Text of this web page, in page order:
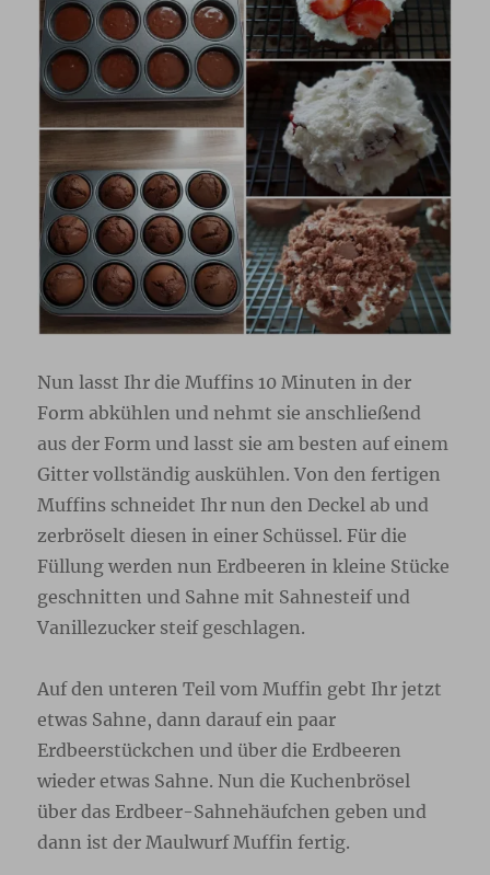
Nun lasst Ihr die Muffins 10 Minuten in der
Form abkühlen und nehmt sie anschließend
aus der Form und lasst sie am besten auf einem
Gitter vollständig auskühlen. Von den fertigen
Muffins schneidet Ihr nun den Deckel ab und
zerbröselt diesen in einer Schüssel. Für die
Füllung werden nun Erdbeeren in kleine Stücke
geschnitten und Sahne mit Sahnesteif und
Vanillezucker steif geschlagen.
Auf den unteren Teil vom Muffin gebt Ihr jetzt
etwas Sahne, dann darauf ein paar
Erdbeerstückchen und über die Erdbeeren
wieder etwas Sahne. Nun die Kuchenbrösel
über das Erdbeer-Sahnehäufchen geben und
dann ist der Maulwurf Muffin fertig.